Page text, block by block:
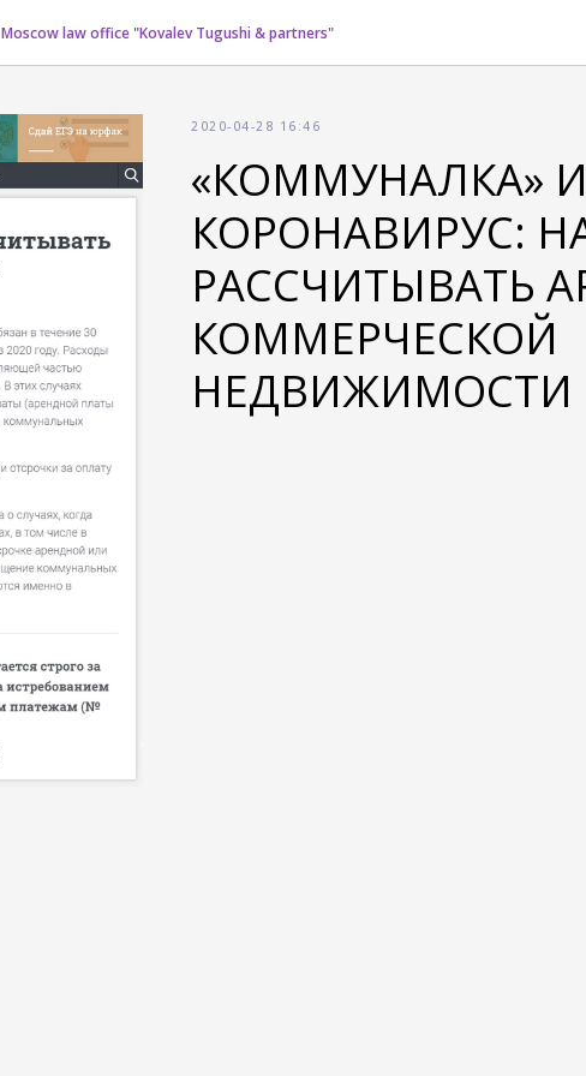
Moscow law office "Kovalev Tugushi & partners"
2020-04-28 16:46
«КОММУНАЛКА» И
КОРОНАВИРУС:
РАССЧИТЫВАТЬ
КОММЕРЧЕСКОЙ
НЕДВИЖИМОСТИ